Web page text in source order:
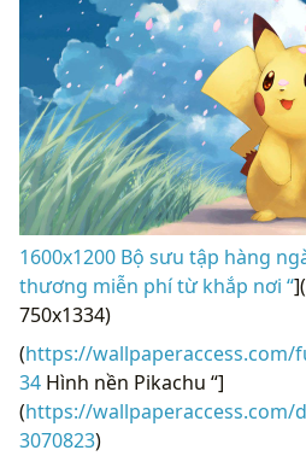
1600x1200 Bộ sưu tập hàng
thương miễn phí từ khắp nơi “
750x1334)
(https://wallpaperaccess.com/
34 Hình nền Pikachu “]
(https://wallpaperaccess.com/
3070823)